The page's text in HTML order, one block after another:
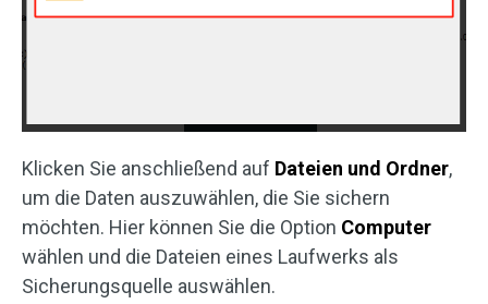
Klicken Sie anschließend auf Dateien und Ordner,
um die Daten auszuwählen, die Sie sichern
möchten. Hier können Sie die Option Computer
wählen und die Dateien eines Laufwerks als
Sicherungsquelle auswählen.